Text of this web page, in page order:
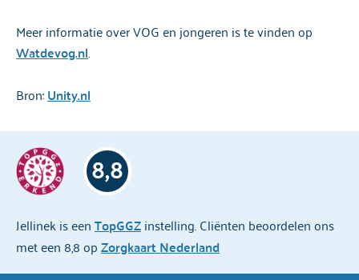
Meer informatie over VOG en jongeren is te vinden op
Watdevog.nl.
Bron:Unity.nl
Jellinek is eenTopGGZinstelling. Cliënten beoordelen ons
met een 8,8 opZorgkaart Nederland
8,8